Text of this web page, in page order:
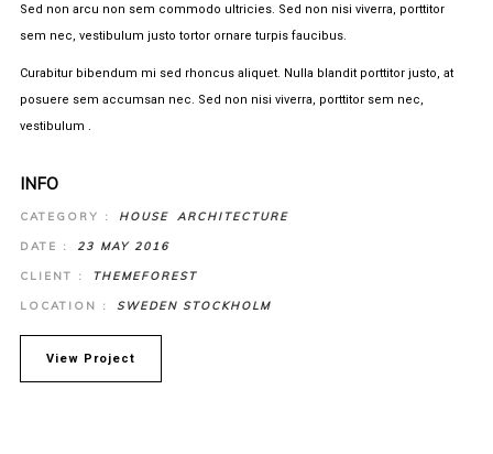
Sed non arcu non sem commodo ultricies. Sed non nisi viverra, porttitor
sem nec, vestibulum justo tortor ornare turpis faucibus.
Curabitur bibendum mi sed rhoncus aliquet. Nulla blandit porttitor justo, at
posuere sem accumsan nec. Sed non nisi viverra, porttitor sem nec,
vestibulum .
INFO
CATEGORY : HOUSE ARCHITECTURE
DATE : 23 MAY 2016
CLIENT : THEMEFOREST
LOCATION : SWEDEN STOCKHOLM
View Project